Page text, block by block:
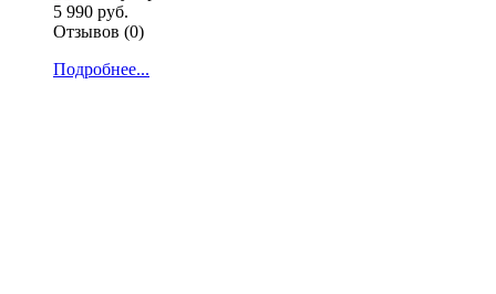
5 990 руб.
Отзывов (0)
Подробнее...